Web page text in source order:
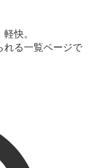
快。
れる一覧ページで